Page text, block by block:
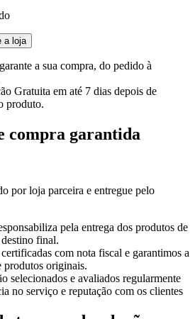
a loja
a sua compra, do pedido à
Gratuita em até 7 dias depois de
produto.
compra garantida
por loja parceira e entregue pelo
pela entrega dos produtos de
final.
com nota fiscal e garantimos a
produtos originais.
selecionados e avaliados regularmente
no serviço e reputação com os clientes